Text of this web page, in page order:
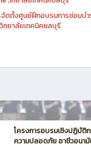
รเรียนรู้และควบคุมหุ่นยนต์
กรรมการผลิต
รจัดตั้งศูนย์ฝึกอบรมการซ่อม
ทยาลัยเทคนิคชลบุรี